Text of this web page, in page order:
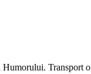
Transport